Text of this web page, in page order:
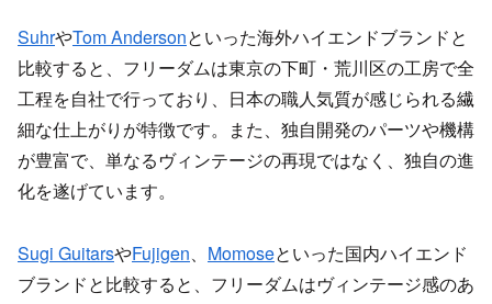
SuhrやTom Andersonといった海外ハイエンドブランドと
比較すると、フリーダムは東京の下町・荒川区の工房で全
工程を自社で行っており、日本の職人気質が感じられる繊
細な仕上がりが特徴です。また、独自開発のパーツや機構
が豊富で、単なるヴィンテージの再現ではなく、独自の進
化を遂げています。
Sugi GuitarsやFujigen、 Momoseといった国内ハイエンド
ブランドと比較すると、フリーダムはヴィンテージ感のあ